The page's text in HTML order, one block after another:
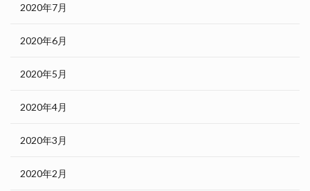
2020年7月
2020年6月
2020年5月
2020年4月
2020年3月
2020年2月